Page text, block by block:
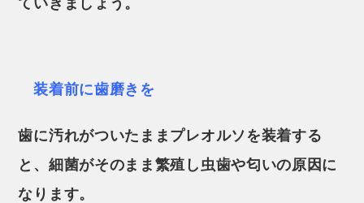
装着前に歯磨きを
歯に汚れがついたままプレオルソを装着する
と、細菌がそのまま繁殖し虫歯や匂いの原因に
なります。